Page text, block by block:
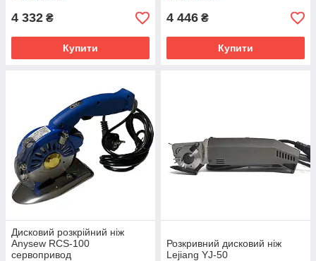
4 332 ₴
Купити
4 446 ₴
Купити
Дисковий розкрійний ніж
Anysew RCS-100
сервопривод
Розкривний дисковий ніж
Lejiang YJ-50